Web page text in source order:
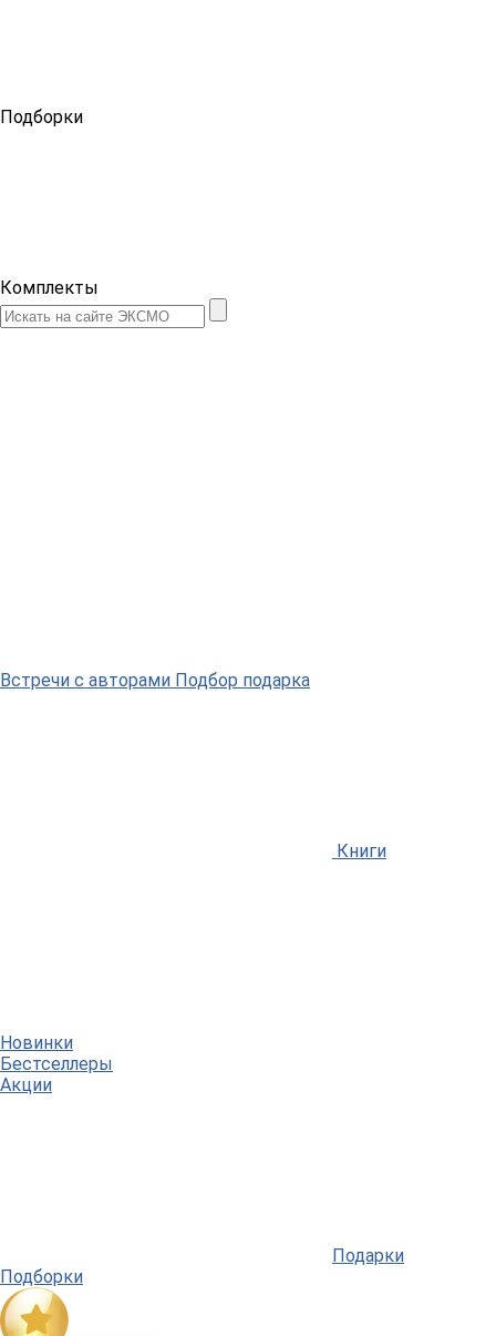
Подборки
Комплекты
Встречи с авторами Подбор подарка
Книги
Новинки
Бестселлеры
Акции
Подарки
Подборки